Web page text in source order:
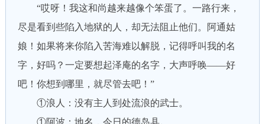
“哎呀！我这和尚越来越像个笨蛋了。一路行来，
尽是看到些陷入地狱的人，却无法阻止他们。阿通姑
娘！如果将来你陷入苦海难以解脱，记得呼叫我的名
字，好吗？一定要想起泽庵的名字，大声呼唤——好
吧！你想到哪里，就尽管去吧！”
①浪人：没有主人到处流浪的武士。
①阿波：地名，今日的德岛县。